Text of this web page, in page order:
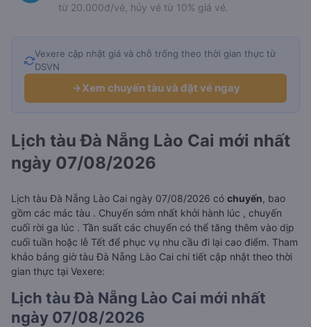
từ 20.000đ/vé, hủy vé từ 10% giá vé.
Vexere cập nhật giá và chỗ trống theo thời gian thực từ
DSVN
Xem chuyến tàu và đặt vé ngay
Lịch tàu Đà Nẵng Lào Cai mới nhất
ngày 07/08/2026
Lịch tàu Đà Nẵng Lào Cai ngày 07/08/2026 có chuyến, bao
gồm các mác tàu . Chuyến sớm nhất khởi hành lúc , chuyến
cuối rời ga lúc . Tần suất các chuyến có thể tăng thêm vào dịp
cuối tuần hoặc lễ Tết để phục vụ nhu cầu đi lại cao điểm. Tham
khảo bảng giờ tàu Đà Nẵng Lào Cai chi tiết cập nhật theo thời
gian thực tại Vexere:
Lịch tàu Đà Nẵng Lào Cai mới nhất
ngày 07/08/2026